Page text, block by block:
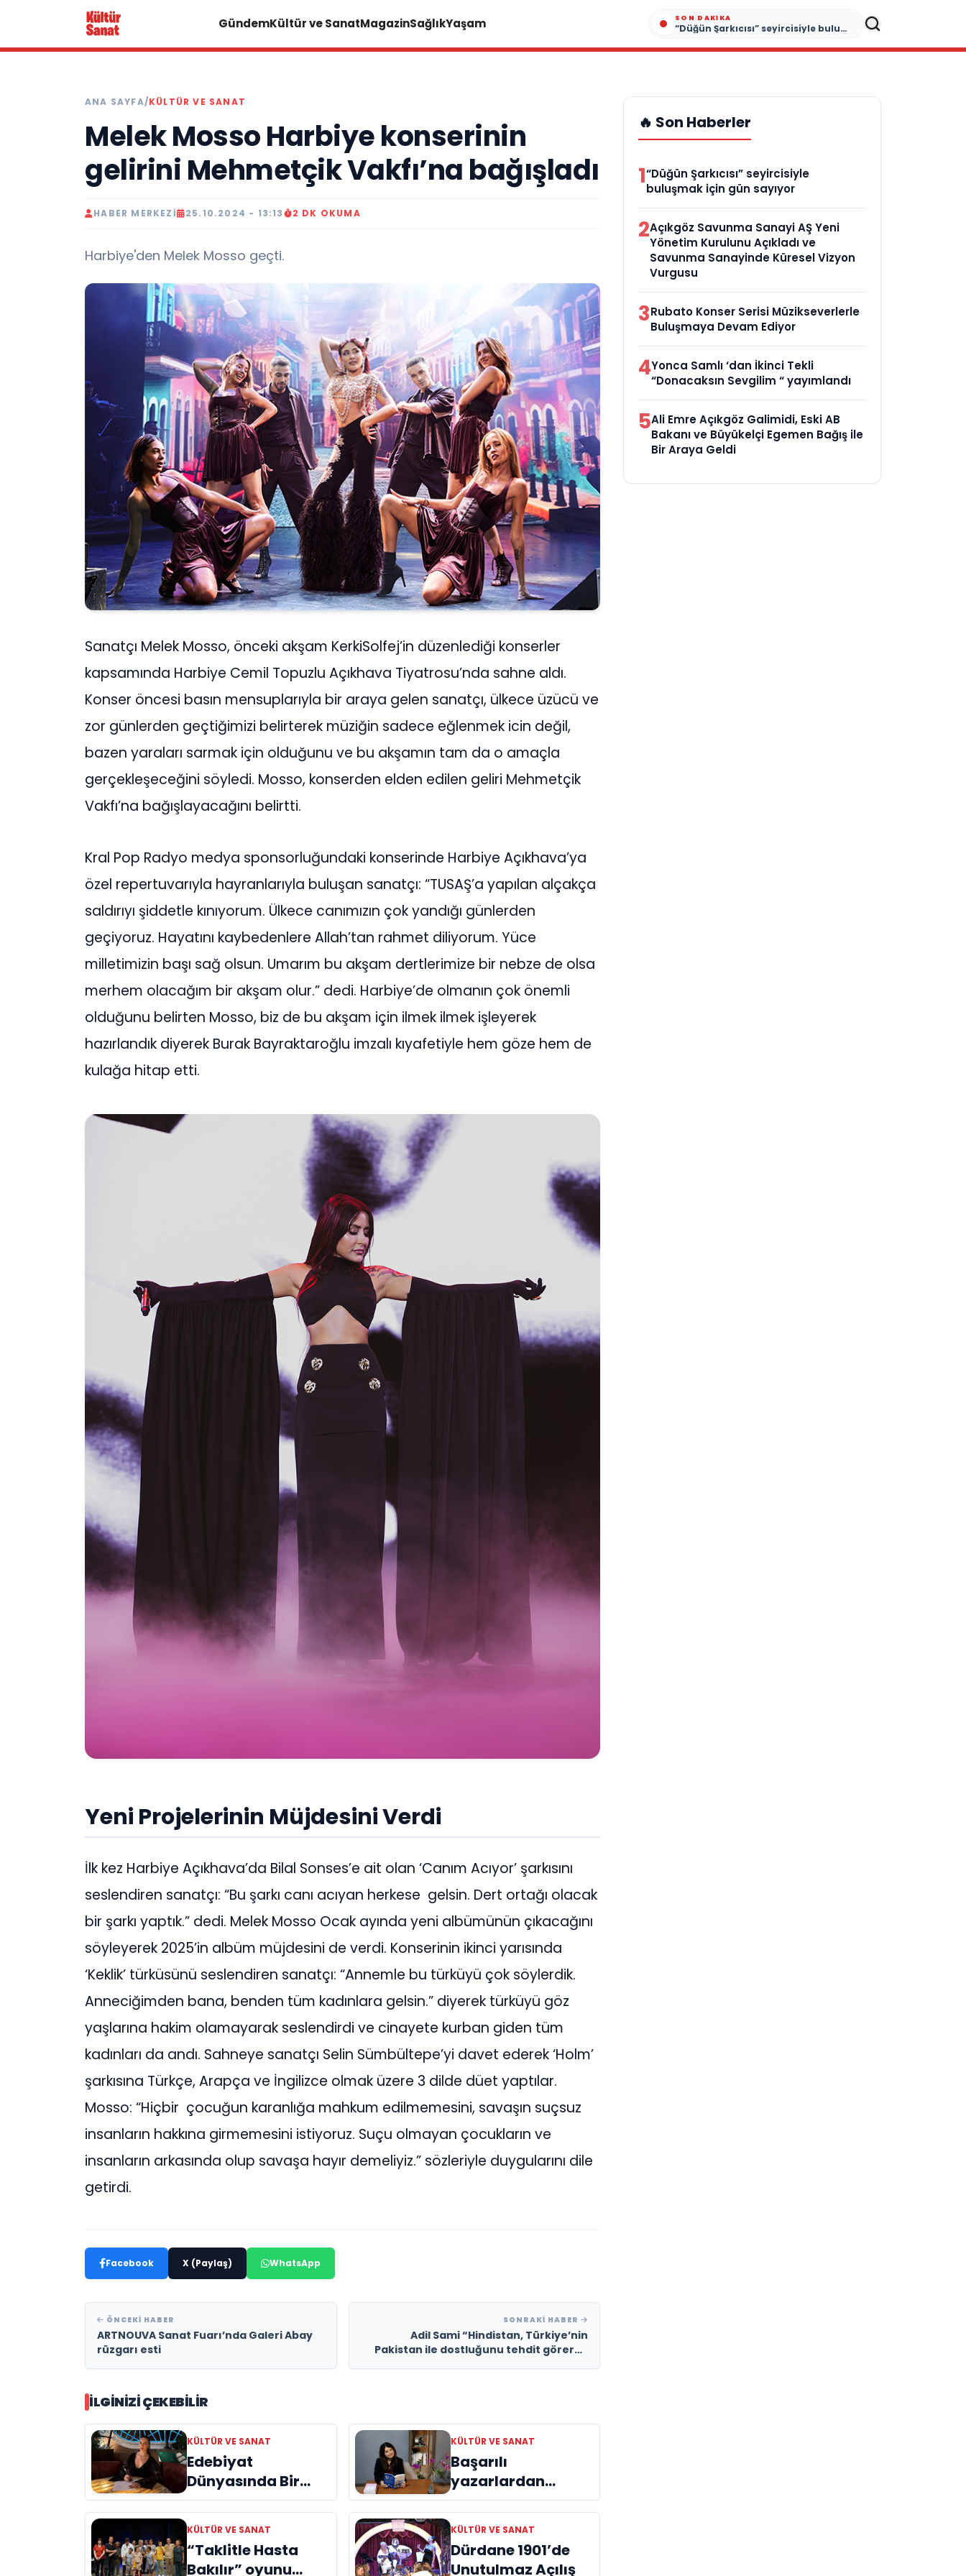
GündemKültür ve SanatMagazinSağlıkYaşam SON DAKIKA
“Düğün Şarkıcısı” seyircisiyle buluşmak için gün sayıyor
ANA SAYFA/KÜLTÜR VE SANAT
Melek Mosso Harbiye konserinin
gelirini Mehmetçik Vakfı’na bağışladı
HABER MERKEZI 25.10.2024 - 13:13 2 DK OKUMA
Harbiye'den Melek Mosso geçti.
Sanatçı Melek Mosso, önceki akşam KerkiSolfej’in düzenlediği konserler
kapsamında Harbiye Cemil Topuzlu Açıkhava Tiyatrosu’nda sahne aldı.
Konser öncesi basın mensuplarıyla bir araya gelen sanatçı, ülkece üzücü ve
zor günlerden geçtiğimizi belirterek müziğin sadece eğlenmek icin değil,
bazen yaraları sarmak için olduğunu ve bu akşamın tam da o amaçla
gerçekleşeceğini söyledi. Mosso, konserden elden edilen geliri Mehmetçik
Vakfı’na bağışlayacağını belirtti.
Kral Pop Radyo medya sponsorluğundaki konserinde Harbiye Açıkhava’ya
özel repertuvarıyla hayranlarıyla buluşan sanatçı: “TUSAŞ’a yapılan alçakça
saldırıyı şiddetle kınıyorum. Ülkece canımızın çok yandığı günlerden
geçiyoruz. Hayatını kaybedenlere Allah’tan rahmet diliyorum. Yüce
milletimizin başı sağ olsun. Umarım bu akşam dertlerimize bir nebze de olsa
merhem olacağım bir akşam olur.” dedi. Harbiye’de olmanın çok önemli
olduğunu belirten Mosso, biz de bu akşam için ilmek ilmek işleyerek
hazırlandık diyerek Burak Bayraktaroğlu imzalı kıyafetiyle hem göze hem de
kulağa hitap etti.
Yeni Projelerinin Müjdesini Verdi
İlk kez Harbiye Açıkhava’da Bilal Sonses’e ait olan ‘Canım Acıyor’ şarkısını
seslendiren sanatçı: “Bu şarkı canı acıyan herkese gelsin. Dert ortağı olacak
bir şarkı yaptık.” dedi. Melek Mosso Ocak ayında yeni albümünün çıkacağını
söyleyerek 2025’in albüm müjdesini de verdi. Konserinin ikinci yarısında
‘Keklik’ türküsünü seslendiren sanatçı: “Annemle bu türküyü çok söylerdik.
Anneciğimden bana, benden tüm kadınlara gelsin.” diyerek türküyü göz
yaşlarına hakim olamayarak seslendirdi ve cinayete kurban giden tüm
kadınları da andı. Sahneye sanatçı Selin Sümbültepe’yi davet ederek ‘Holm’
şarkısına Türkçe, Arapça ve İngilizce olmak üzere 3 dilde düet yaptılar.
Mosso: “Hiçbir çocuğun karanlığa mahkum edilmemesini, savaşın suçsuz
insanların hakkına girmemesini istiyoruz. Suçu olmayan çocukların ve
insanların arkasında olup savaşa hayır demeliyiz.” sözleriyle duygularını dile
getirdi.
Facebook X (Paylaş) WhatsApp
ÖNCEKI HABER
ARTNOUVA Sanat Fuarı’nda Galeri Abay
rüzgarı esti
SONRAKI HABER
Adil Sami “Hindistan, Türkiye’nin
Pakistan ile dostluğunu tehdit görerek
İLGINIZI ÇEKEBILIR
KÜLTÜR VE SANAT
Edebiyat
Dünyasında Bir
Genç Deha
Doğuyor: Dilruba
Engin ve Zift Karası
Evreni ‘AVENOİR’
KÜLTÜR VE SANAT
Başarılı
yazarlardan
Azime Savaş’tan
başucu kitabı
“Emanet”
raflardaki yerini
KÜLTÜR VE SANAT
“Taklitle Hasta
Bakılır” oyunu
KÜLTÜR VE SANAT
Dürdane 1901’de
Unutulmaz Açılış
🔥 Son Haberler
1“Düğün Şarkıcısı” seyircisiyle
buluşmak için gün sayıyor
2Açıkgöz Savunma Sanayi AŞ Yeni
Yönetim Kurulunu Açıkladı ve
Savunma Sanayinde Küresel Vizyon
Vurgusu
3Rubato Konser Serisi Müzikseverlerle
Buluşmaya Devam Ediyor
4Yonca Samlı ‘dan İkinci Tekli
“Donacaksın Sevgilim “ yayımlandı
5Ali Emre Açıkgöz Galimidi, Eski AB
Bakanı ve Büyükelçi Egemen Bağış ile
Bir Araya Geldi